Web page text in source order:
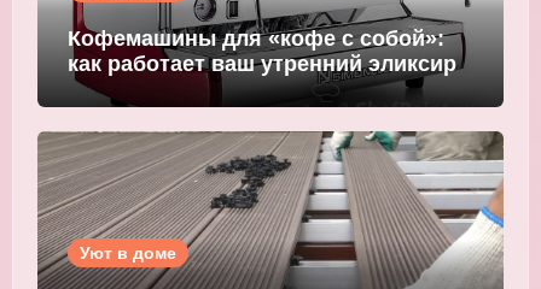
Кофемашины для «кофе с собой»:
как работает ваш утренний эликсир
Уют в доме